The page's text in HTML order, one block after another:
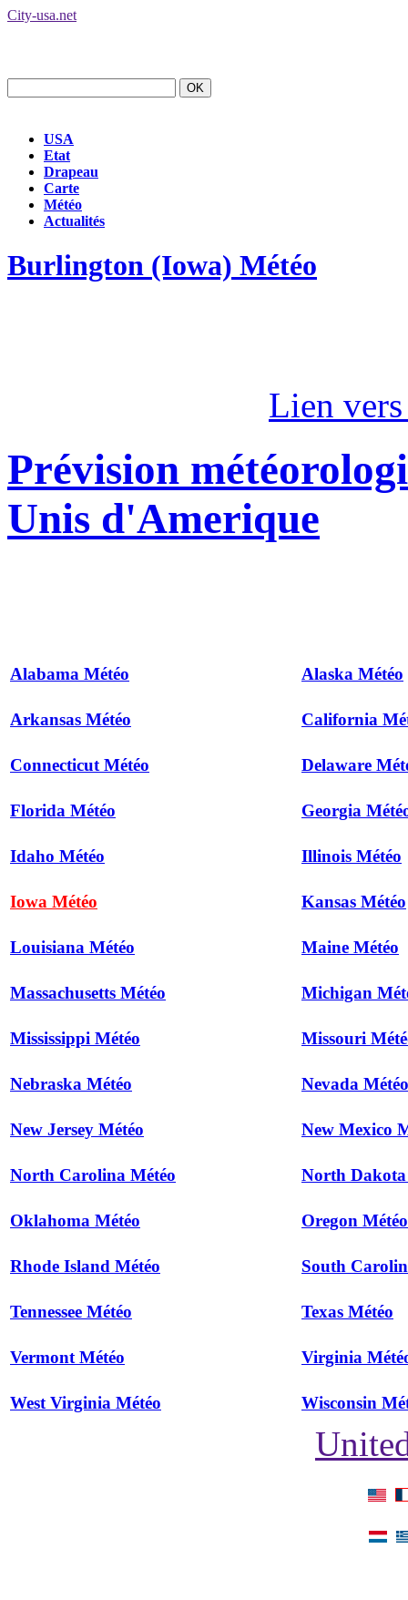
City-usa.net
USA
Etat
Drapeau
Carte
Météo
Actualités
Burlington (Iowa) Météo
Lien
Prévision
Unis d'Amerique
Alabama Météo Alaska Météo
Arkansas Météo California
Connecticut Météo Delaware
Florida Météo Georgia
Idaho Météo Illinois Météo
Iowa Météo Kansas Météo
Louisiana Météo Maine Météo
Massachusetts Météo Michigan
Mississippi Météo Missouri
Nebraska Météo Nevada Météo
New Jersey Météo New Mexico
North Carolina Météo North Dakota
Oklahoma Météo Oregon Météo
Rhode Island Météo South
Tennessee Météo Texas Météo
Vermont Météo Virginia
West Virginia Météo Wisconsin